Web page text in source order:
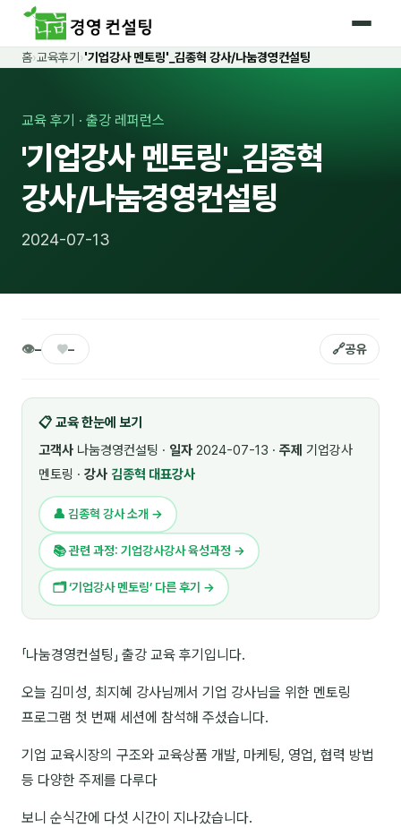
홈
커리큘럼
🛡️ 법정 의무교육 4종
🤖 AI · IT 교육
🧭 경영전략 · 트렌드 8
🎓 강사육성 · 교수법
🏭 산업 특화
💻 IT · 디지털
🎬 영상 · 콘텐츠
📊 프레젠테이션 · 기획
🚀 창업 · 커리어 13
🗣️ 외국어 강의
👥 리더십 · 조직
🤲 협력강사 과정
홈›교육후기 ›'기업강사 멘토링'_김종혁 강사/나눔경영컨설팅
교육 후기 · 출강 레퍼런스
'기업강사 멘토링'_김종혁
강사/나눔경영컨설팅
2024-07-13
👁– ♥– 🔗공유
📋 교육 한눈에 보기
고객사 나눔경영컨설팅 · 일자 2024-07-13 · 주제 기업강사
멘토링 · 강사 김종혁 대표강사
👤 김종혁 강사 소개 →
📚 관련 과정: 기업강사강사 육성과정 →
🗂 ‘기업강사 멘토링’ 다른 후기 →
「나눔경영컨설팅」 출강 교육 후기입니다.
오늘 김미성, 최지혜 강사님께서 기업 강사님을 위한 멘토링
프로그램 첫 번째 세션에 참석해 주셨습니다.
기업 교육시장의 구조와 교육상품 개발, 마케팅, 영업, 협력 방법
등 다양한 주제를 다루다
보니 순식간에 다섯 시간이 지나갔습니다.